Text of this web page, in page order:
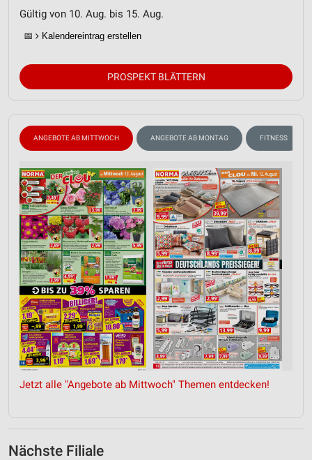
Gültig von 10. Aug. bis 15. Aug.
📅 Kalendereintrag erstellen
PROSPEKT BLÄTTERN
ANGEBOTE AB MITTWOCH ANGEBOTE AB MONTAG FITNESS
Jetzt alle "Angebote ab Mittwoch" Themen entdecken!
Nächste Filiale